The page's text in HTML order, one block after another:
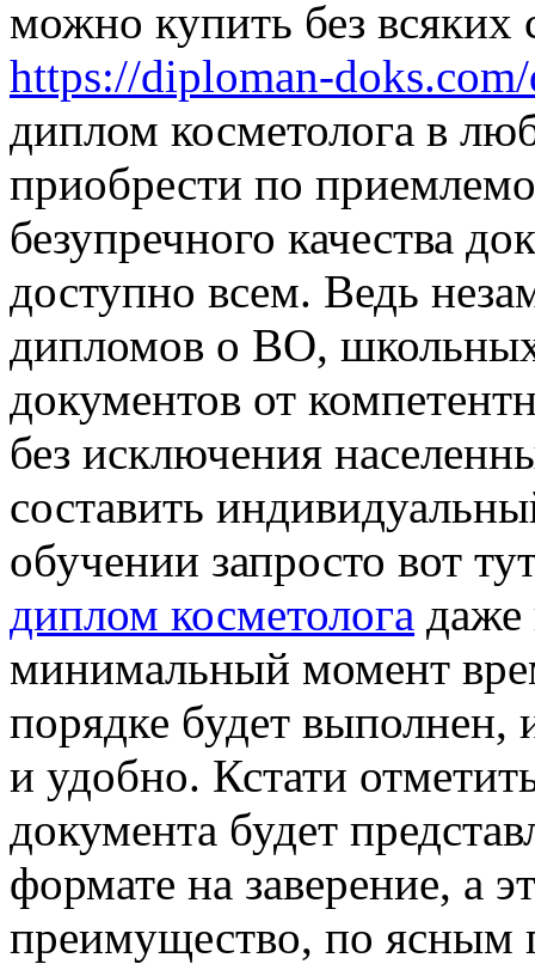
можно купить без всяких
https://diploman-
диплом косметолога в
приобрести по
безупречного качества
доступно всем. Ведь
дипломов о ВО, школьных
документов от
без исключения
составить
обучении запросто вот
диплом косметолога
минимальный момент
порядке будет выполнен,
и удобно. Кстати
документа будет
формате на заверение, а
преимущество, по ясным